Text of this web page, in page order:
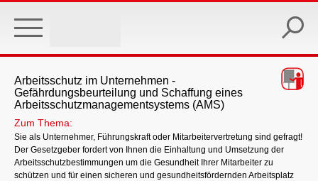
main
Arbeitsschutz im Unternehmen -
Gefährdungsbeurteilung und Schaffung eines
Arbeitsschutzmanagementsystems (AMS)
Zum Thema:
Sie als Unternehmer, Führungskraft oder Mitarbeitervertretung sind gefragt!
Der Gesetzgeber fordert von Ihnen die Einhaltung und Umsetzung der
Arbeitsschutzbestimmungen um die Gesundheit Ihrer Mitarbeiter zu
schützen und für einen sicheren und gesundheitsfördernden Arbeitsplatz